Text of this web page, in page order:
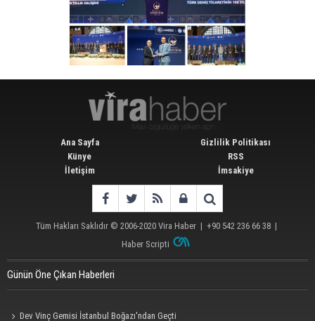
Ana Sayfa
Künye
İletişim
Gizlilik Politikası
RSS
İmsakiye
Tüm Hakları Saklıdır © 2006-2020 Vira Haber | +90 542 236 66 38 |
Haber Scripti
Günün Öne Çıkan Haberleri
Dev Vinç Gemisi İstanbul Boğazı'ndan Geçti